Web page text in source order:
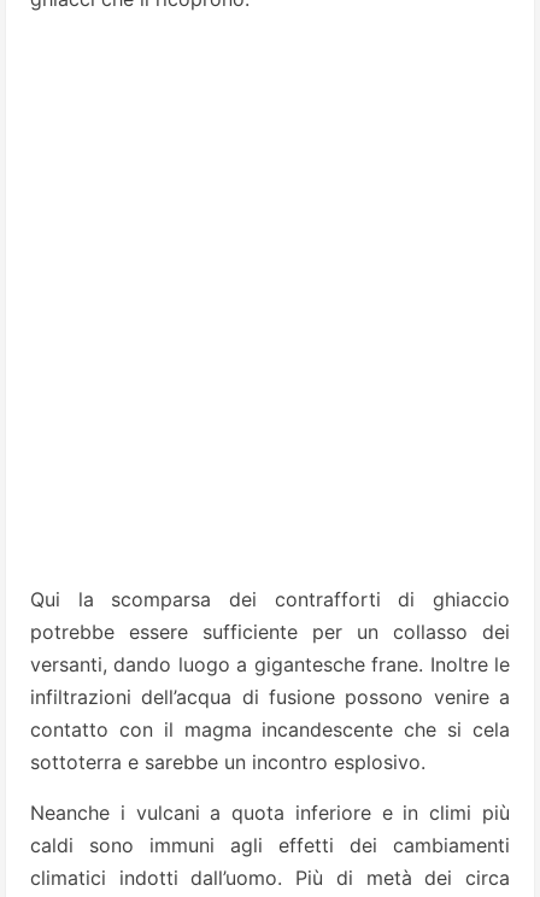
Qui la scomparsa dei contrafforti di ghiaccio
potrebbe essere sufficiente per un collasso dei
versanti, dando luogo a gigantesche frane. Inoltre le
infiltrazioni dell’acqua di fusione possono venire a
contatto con il magma incandescente che si cela
sottoterra e sarebbe un incontro esplosivo.
Neanche i vulcani a quota inferiore e in climi più
caldi sono immuni agli effetti dei cambiamenti
climatici indotti dall’uomo. Più di metà dei circa